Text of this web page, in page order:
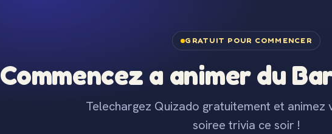
GRATUIT POUR COMMENCER
Commencez a animer du
Telechargez Quizado gratuitement et animez
soiree trivia ce soir !